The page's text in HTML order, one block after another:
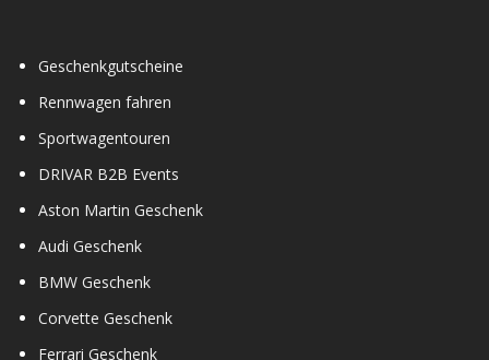
Geschenkgutscheine
Rennwagen fahren
Sportwagentouren
DRIVAR B2B Events
Aston Martin Geschenk
Audi Geschenk
BMW Geschenk
Corvette Geschenk
Ferrari Geschenk